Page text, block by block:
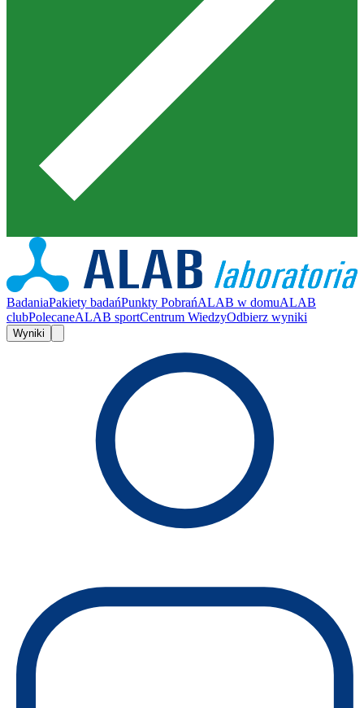
BadaniaPakiety badańPunkty PobrańALAB w domuALAB
clubPolecaneALAB sportCentrum WiedzyOdbierz wyniki
Wyniki